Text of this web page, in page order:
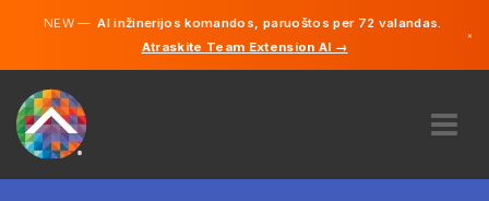
NEW —AI inžinerijos komandos, paruoštos per 72 valandas.
Atraskite Team Extension AI →
×
Anglų